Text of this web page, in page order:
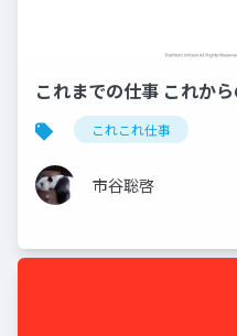
これまでの仕事 これか
これこれ仕事
市谷聡啓